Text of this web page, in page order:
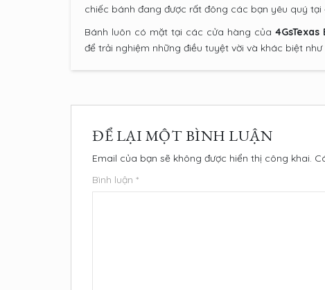
chiếc bánh đang được rất đông các bạn yêu quý tại
Bánh luôn có mặt tại các cửa hàng của 4GsTexas
để trải nghiệm những điều tuyệt vời và khác biệt như
ĐỂ LẠI MỘT BÌNH LUẬN
Email của bạn sẽ không được hiển thị công khai.
Bình luận *